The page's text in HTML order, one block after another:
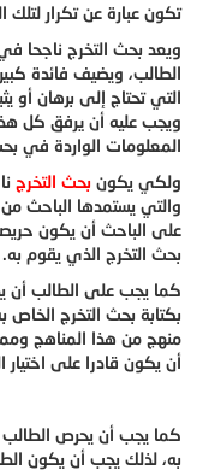
تكون عبارة عن تكرار
ويعد بحث التخرج ناجحا
الطالب، ويضيف فائدة
التي تحتاج إلى برهان أو
ويجب عليه أن يرفق كل
المعلومات الواردة في
ولكي يكون بحث التخرج
والتي يستمدها الباحث من
على الباحث أن يكون
بحث التخرج الذي يقوم به.
كما يجب على الطالب أن
بكتابة بحث التخرج
منهج من هذا المناهج
أن يكون قادرا على
كما يجب أن يحرص الطالب
به، لذلك يجب أن يكون